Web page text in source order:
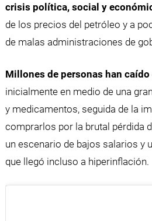
crisis política, social y
de los precios del petróleo y a
de malas administraciones de
Millones de personas han caído
inicialmente en medio de una
y medicamentos, seguida de la
comprarlos por la brutal pérdida
un escenario de bajos salarios y
que llegó incluso a hiperinflación.